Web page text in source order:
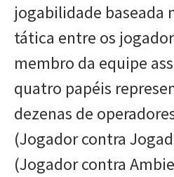
jogabilidade baseada
tática entre os
membro da equipe
quatro papéis
dezenas de
(Jogador contra
(Jogador contra